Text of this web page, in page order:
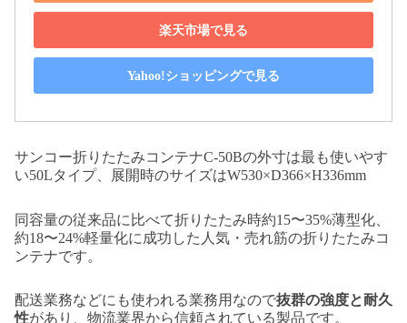
楽天市場で見る
Yahoo!ショッピングで見る
サンコー折りたたみコンテナC-50Bの外寸は最も使いやす
い50Lタイプ、展開時のサイズはW530×D366×H336mm
同容量の従来品に比べて折りたたみ時約15〜35%薄型化、
約18〜24%軽量化に成功した人気・売れ筋の折りたたみコ
ンテナです。
配送業務などにも使われる業務用なので抜群の強度と耐久
性があり、物流業界から信頼されている製品です。